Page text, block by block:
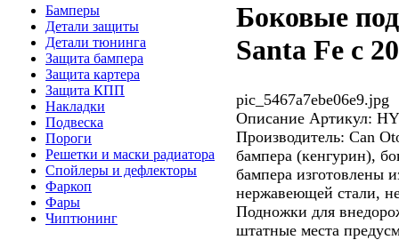
Бамперы
Детали защиты
Детали тюнинга
Защита бампера
Защита картера
Защита КПП
Накладки
Подвеска
Пороги
Решетки и маски радиатора
Спойлеры и дефлекторы
Фаркоп
Фары
Чиптюнинг
Боковые
Santa Fe с
pic_5467a7ebe06e9.jpg
Описание Артикул:
Производитель: Can
бампера (кенгурин),
бампера изготовлены
нержавеющей стали,
Подножки для
штатные места